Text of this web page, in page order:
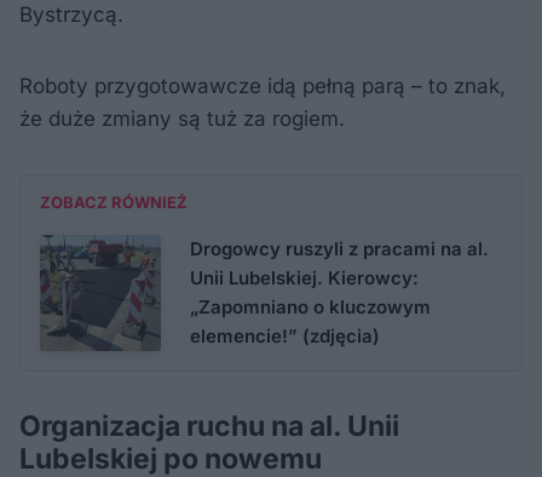
Bystrzycą.
Roboty przygotowawcze idą pełną parą – to znak,
że duże zmiany są tuż za rogiem.
ZOBACZ RÓWNIEŻ
Drogowcy ruszyli z pracami na al.
Unii Lubelskiej. Kierowcy:
„Zapomniano o kluczowym
elemencie!” (zdjęcia)
Organizacja ruchu na al. Unii
Lubelskiej po nowemu